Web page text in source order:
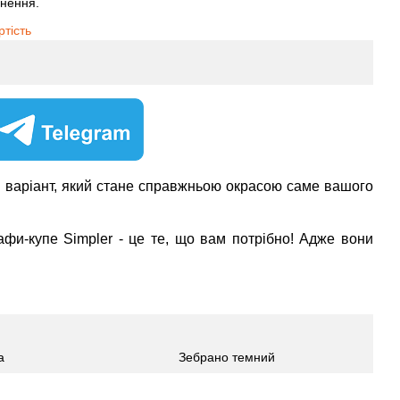
варіант, який стане справжньою окрасою саме вашого
купе Simpler - це те, що вам потрібно! Адже вони
Зебрано темний